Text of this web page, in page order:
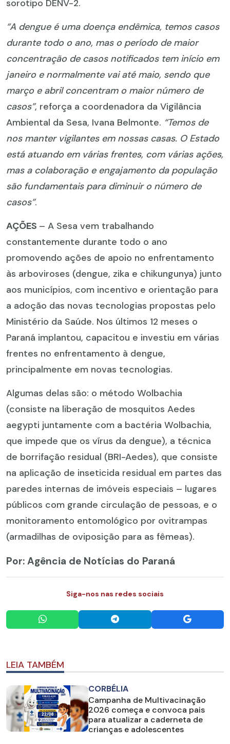
sorotipo DENV-2.
“A dengue é uma doença endêmica, temos casos
durante todo o ano, mas o período de maior
concentração de casos notificados tem início em
janeiro e normalmente vai até maio, sendo que
março e abril concentram o maior número de
casos”, reforça a coordenadora da Vigilância
Ambiental da Sesa, Ivana Belmonte. “Temos de
nos manter vigilantes em nossas casas. O Estado
está atuando em várias frentes, com várias ações,
mas a colaboração e engajamento da população
são fundamentais para diminuir o número de
casos”.
AÇÕES – A Sesa vem trabalhando
constantemente durante todo o ano
promovendo ações de apoio no enfrentamento
às arboviroses (dengue, zika e chikungunya) junto
aos municípios, com incentivo e orientação para
a adoção das novas tecnologias propostas pelo
Ministério da Saúde. Nos últimos 12 meses o
Paraná implantou, capacitou e investiu em várias
frentes no enfrentamento à dengue,
principalmente em novas tecnologias.
Algumas delas são: o método Wolbachia
(consiste na liberação de mosquitos Aedes
aegypti juntamente com a bactéria Wolbachia,
que impede que os vírus da dengue), a técnica
de borrifação residual (BRI-Aedes), que consiste
na aplicação de inseticida residual em partes das
paredes internas de imóveis especiais – lugares
públicos com grande circulação de pessoas, e o
monitoramento entomológico por ovitrampas
(armadilhas de oviposição para as fêmeas).
Por: Agência de Notícias do Paraná
Siga-nos nas redes sociais
LEIA TAMBÉM
CORBÉLIA
Campanha de Multivacinação
2026 começa e convoca pais
para atualizar a caderneta de
crianças e adolescentes